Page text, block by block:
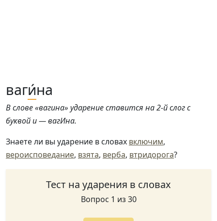
ваги́на
В слове «вагина» ударение ставится на 2-й слог с
буквой и — вагИна.
Знаете ли вы ударение в словах включим,
вероисповедание, взята, верба, втридорога?
Тест на ударения в словах
Вопрос 1 из 30